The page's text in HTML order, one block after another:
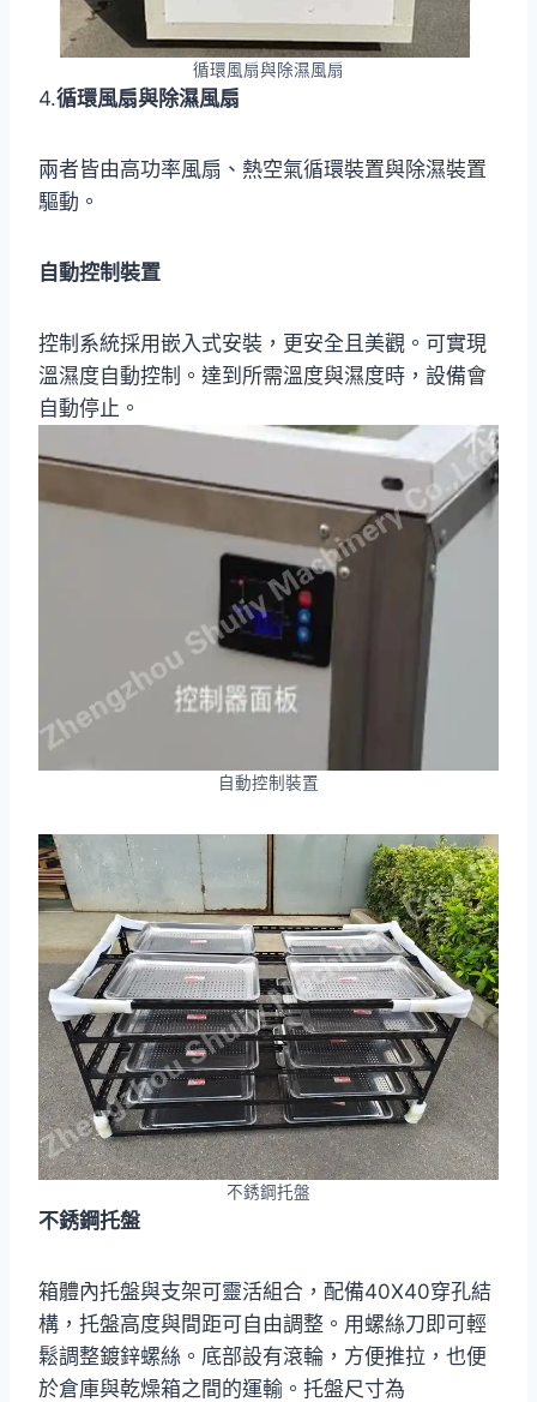
循環風扇與除濕風扇
4.循環風扇與除濕風扇
兩者皆由高功率風扇、熱空氣循環裝置與除濕裝置
驅動。
自動控制裝置
控制系統採用嵌入式安裝，更安全且美觀。可實現
溫濕度自動控制。達到所需溫度與濕度時，設備會
自動停止。
自動控制裝置
不銹鋼托盤
不銹鋼托盤
箱體內托盤與支架可靈活組合，配備40X40穿孔結
構，托盤高度與間距可自由調整。用螺絲刀即可輕
鬆調整鍍鋅螺絲。底部設有滾輪，方便推拉，也便
於倉庫與乾燥箱之間的運輸。托盤尺寸為